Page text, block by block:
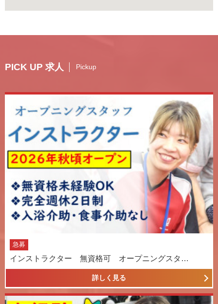
PICK UP 求人 Pickup
急募
インストラクター 無資格可 オープニングスタ…
詳しく見る